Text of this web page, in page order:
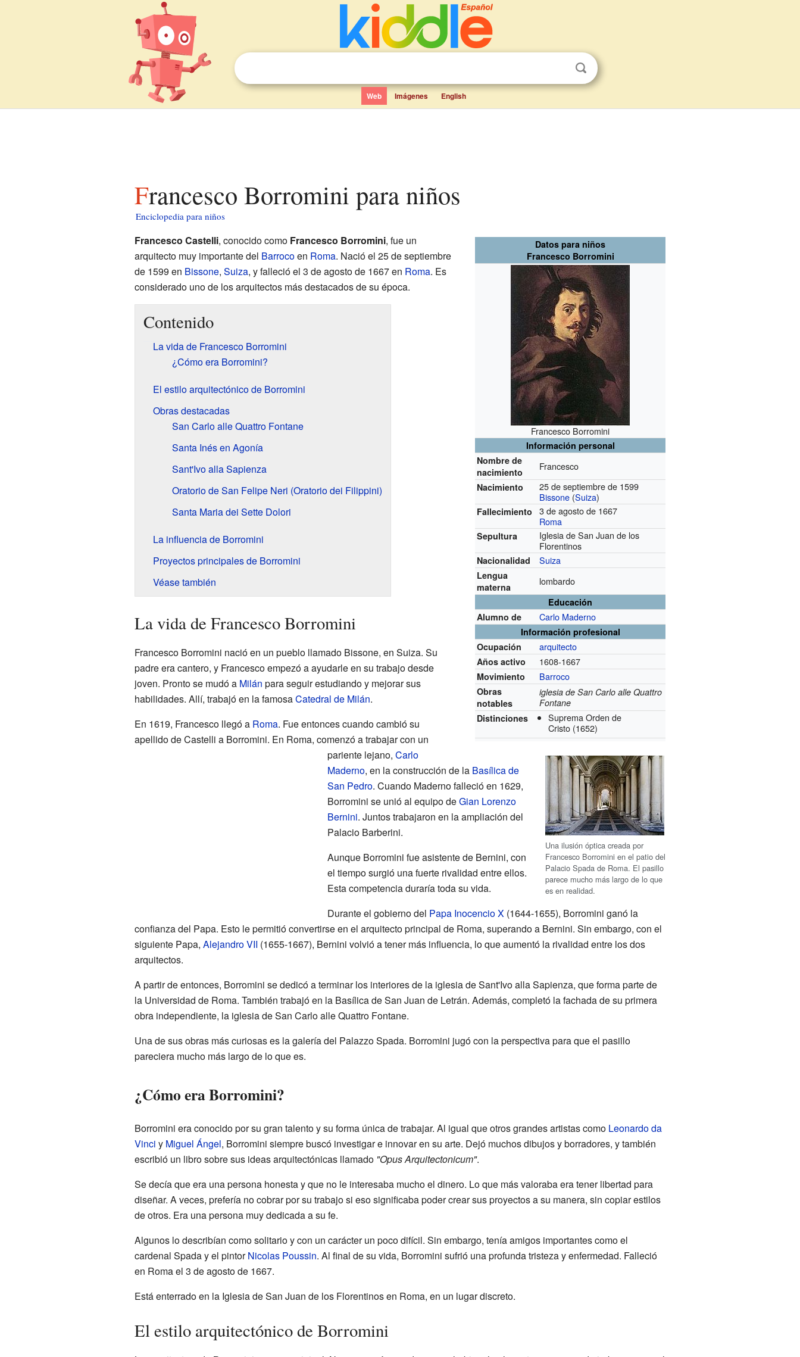
Web Imágenes English
Francesco Borromini para niños
Enciclopedia para niños
Datos para niños
Francesco Borromini
Francesco Borromini
Información personal
Nombre de
nacimiento
Francesco
Nacimiento
25 de septiembre de 1599
Bissone (Suiza)
Fallecimiento
3 de agosto de 1667
Roma
Sepultura
Iglesia de San Juan de los
Florentinos
Nacionalidad Suiza
Lengua
materna
lombardo
Educación
Alumno de
Carlo Maderno
Información profesional
Ocupación
arquitecto
Años activo 1608-1667
Movimiento Barroco
Obras
notables
iglesia de San Carlo alle Quattro
Fontane
Distinciones
Suprema Orden de
Cristo (1652)
Francesco Castelli, conocido como Francesco Borromini, fue un
arquitecto muy importante del Barrocoen Roma. Nació el 25 de septiembre
de 1599 en Bissone, Suiza, y falleció el 3 de agosto de 1667 en Roma. Es
considerado uno de los arquitectos más destacados de su época.
Contenido
La vida de Francesco Borromini
¿Cómo era Borromini?
El estilo arquitectónico de Borromini
Obras destacadas
San Carlo alle Quattro Fontane
Santa Inés en Agonía
Sant'Ivo alla Sapienza
Oratorio de San Felipe Neri (Oratorio dei Filippini)
Santa Maria dei Sette Dolori
La influencia de Borromini
Proyectos principales de Borromini
Véase también
La vida de Francesco Borromini
Una ilusión óptica creada por
Francesco Borromini en el patio del
Palacio Spada de Roma. El pasillo
parece mucho más largo de lo que
es en realidad.
Francesco Borromini nació en un pueblo llamado Bissone, en Suiza. Su
padre era cantero, y Francesco empezó a ayudarle en su trabajo desde
joven. Pronto se mudó a Milán para seguir estudiando y mejorar sus
habilidades. Allí, trabajó en la famosaCatedral de Milán.
En 1619, Francesco llegó a Roma. Fue entonces cuando cambió su
apellido de Castelli a Borromini. En Roma, comenzó a trabajar con un
pariente lejano, Carlo
Maderno, en la construcción de la Basílica de
San Pedro. Cuando Maderno falleció en 1629,
Borromini se unió al equipo deGian Lorenzo
Bernini. Juntos trabajaron en la ampliación del
Palacio Barberini.
Aunque Borromini fue asistente de Bernini, con
el tiempo surgió una fuerte rivalidad entre ellos.
Esta competencia duraría toda su vida.
Durante el gobierno del Papa Inocencio X(1644-1655), Borromini ganó la
confianza del Papa. Esto le permitió convertirse en el arquitecto principal de Roma, superando a Bernini. Sin embargo, con el
siguiente Papa, Alejandro VII (1655-1667), Bernini volvió a tener más influencia, lo que aumentó la rivalidad entre los dos
arquitectos.
A partir de entonces, Borromini se dedicó a terminar los interiores de la iglesia de Sant'Ivo alla Sapienza, que forma parte de
la Universidad de Roma. También trabajó en la Basílica de San Juan de Letrán. Además, completó la fachada de su primera
obra independiente, la iglesia de San Carlo alle Quattro Fontane.
Una de sus obras más curiosas es la galería del Palazzo Spada. Borromini jugó con la perspectiva para que el pasillo
pareciera mucho más largo de lo que es.
¿Cómo era Borromini?
Borromini era conocido por su gran talento y su forma única de trabajar. Al igual que otros grandes artistas como Leonardo da
Vinci y Miguel Ángel, Borromini siempre buscó investigar e innovar en su arte. Dejó muchos dibujos y borradores, y también
escribió un libro sobre sus ideas arquitectónicas llamado "Opus Arquitectonicum".
Se decía que era una persona honesta y que no le interesaba mucho el dinero. Lo que más valoraba era tener libertad para
diseñar. A veces, prefería no cobrar por su trabajo si eso significaba poder crear sus proyectos a su manera, sin copiar estilos
de otros. Era una persona muy dedicada a su fe.
Algunos lo describían como solitario y con un carácter un poco difícil. Sin embargo, tenía amigos importantes como el
cardenal Spada y el pintorNicolas Poussin. Al final de su vida, Borromini sufrió una profunda tristeza y enfermedad. Falleció
en Roma el 3 de agosto de 1667.
Está enterrado en la Iglesia de San Juan de los Florentinos en Roma, en un lugar discreto.
El estilo arquitectónico de Borromini